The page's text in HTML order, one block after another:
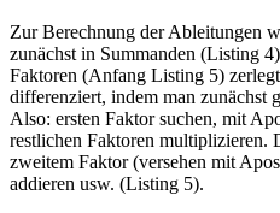
Zur Berechnung der Ableitungen
zunächst in Summanden (Listing
Faktoren (Anfang Listing 5)
differenziert, indem man zunächst
Also: ersten Faktor suchen, mit
restlichen Faktoren multiplizieren.
zweitem Faktor (versehen mit
addieren usw. (Listing 5).